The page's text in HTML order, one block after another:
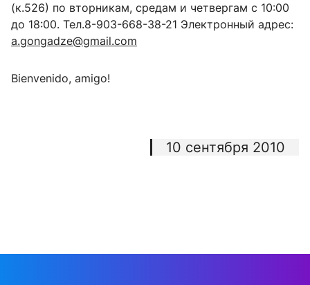
(к.526) по вторникам, средам и четвергам с 10:00
до 18:00. Тел.8-903-668-38-21 Электронный адрес:
a.gongadze@gmail.com
Bienvenido, amigo!
10 сентября 2010